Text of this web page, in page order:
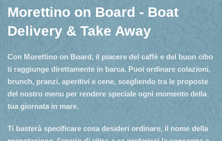
Morettino on Board - Boat
Delivery & Take Away
Con Morettino on Board, il piacere del caffè e del buon cibo
ti raggiunge direttamente in barca. Puoi ordinare colazioni,
brunch, pranzi, aperitivi e cene, scegliendo tra le proposte
del nostro menu per rendere speciale ogni momento della
tua giornata in mare.
Ti basterà specificare cosa desideri ordinare, il nome della